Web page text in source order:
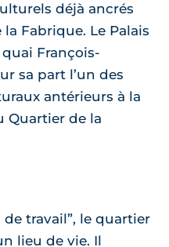
déjà ancrés
Fabrique. Le Palais
François-
sa part l’un des
antérieurs à la
Quartier de la
travail”, le quartier
lieu de vie. Il